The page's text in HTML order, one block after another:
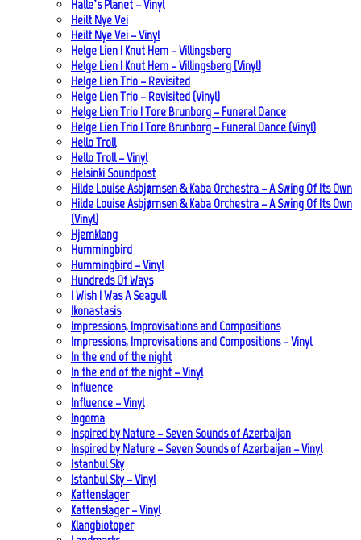
Halle’s Planet – Vinyl
Heilt Nye Vei
Heilt Nye Vei – Vinyl
Helge Lien | Knut Hem – Villingsberg
Helge Lien | Knut Hem – Villingsberg (Vinyl)
Helge Lien Trio – Revisited
Helge Lien Trio – Revisited (Vinyl)
Helge Lien Trio | Tore Brunborg – Funeral Dance
Helge Lien Trio | Tore Brunborg – Funeral Dance (Vinyl)
Hello Troll
Hello Troll – Vinyl
Helsinki Soundpost
Hilde Louise Asbjørnsen & Kaba Orchestra – A Swing Of Its Own
Hilde Louise Asbjørnsen & Kaba Orchestra – A Swing Of Its Own
(Vinyl)
Hjemklang
Hummingbird
Hummingbird – Vinyl
Hundreds Of Ways
I Wish I Was A Seagull
Ikonastasis
Impressions, Improvisations and Compositions
Impressions, Improvisations and Compositions – Vinyl
In the end of the night
In the end of the night – Vinyl
Influence
Influence – Vinyl
Ingoma
Inspired by Nature – Seven Sounds of Azerbaijan
Inspired by Nature – Seven Sounds of Azerbaijan – Vinyl
Istanbul Sky
Istanbul Sky – Vinyl
Kattenslager
Kattenslager – Vinyl
Klangbiotoper